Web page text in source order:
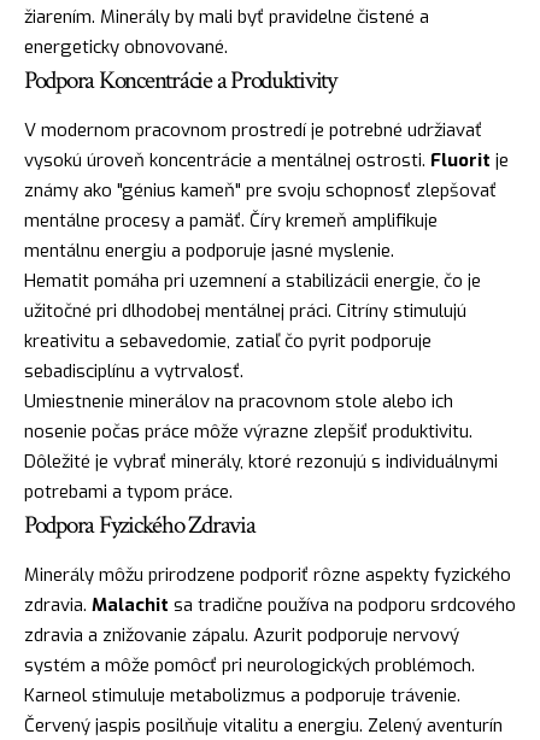
žiarením. Minerály by mali byť pravidelne čistené a
energeticky obnovované.
Podpora Koncentrácie a Produktivity
V modernom pracovnom prostredí je potrebné udržiavať
vysokú úroveň koncentrácie a mentálnej ostrosti. Fluorit je
známy ako "génius kameň" pre svoju schopnosť zlepšovať
mentálne procesy a pamäť. Číry kremeň amplifikuje
mentálnu energiu a podporuje jasné myslenie.
Hematit pomáha pri uzemnení a stabilizácii energie, čo je
užitočné pri dlhodobej mentálnej práci. Citríny stimulujú
kreativitu a sebavedomie, zatiaľ čo pyrit podporuje
sebadisciplínu a vytrvalosť.
Umiestnenie minerálov na pracovnom stole alebo ich
nosenie počas práce môže výrazne zlepšiť produktivitu.
Dôležité je vybrať minerály, ktoré rezonujú s individuálnymi
potrebami a typom práce.
Podpora Fyzického Zdravia
Minerály môžu prirodzene podporiť rôzne aspekty fyzického
zdravia. Malachit sa tradične používa na podporu srdcového
zdravia a znižovanie zápalu. Azurit podporuje nervový
systém a môže pomôcť pri neurologických problémoch.
Karneol stimuluje metabolizmus a podporuje trávenie.
Červený jaspis posilňuje vitalitu a energiu. Zelený aventurín